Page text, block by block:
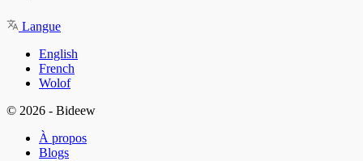
Langue
English
French
Wolof
© 2026 - Bideew
À propos
Blogs